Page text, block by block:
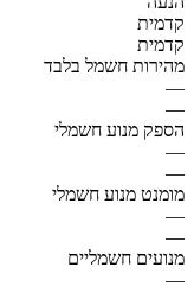
קדמית
קדמית
מהירות חשמל בלבד
—
—
הספק מנוע חשמלי
—
—
מומנט מנוע חשמלי
—
—
מנועים חשמליים
—